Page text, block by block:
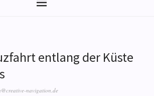
entlang der Küste
navigation.de